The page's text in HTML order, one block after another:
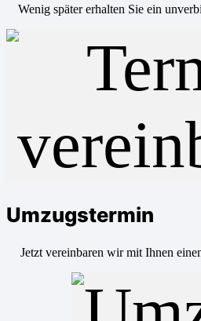
Wenig später erhalten Sie ein
Umzugstermin
Jetzt vereinbaren wir mit Ihnen